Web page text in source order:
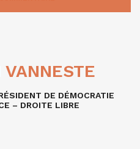
DE DÉMOCRATIE
– DROITE LIBRE